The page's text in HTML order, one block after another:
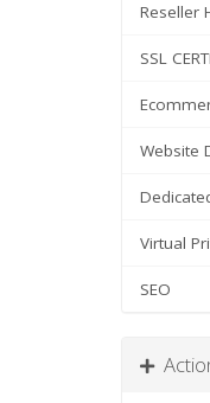
Reseller
SSL
Website
Virtual
SEO